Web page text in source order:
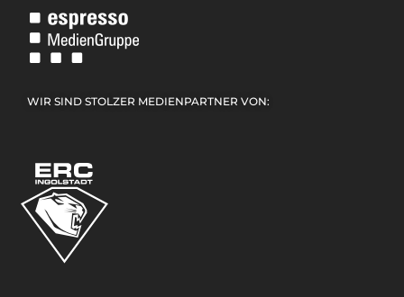
WIR SIND STOLZER MEDIENPARTNER VON: